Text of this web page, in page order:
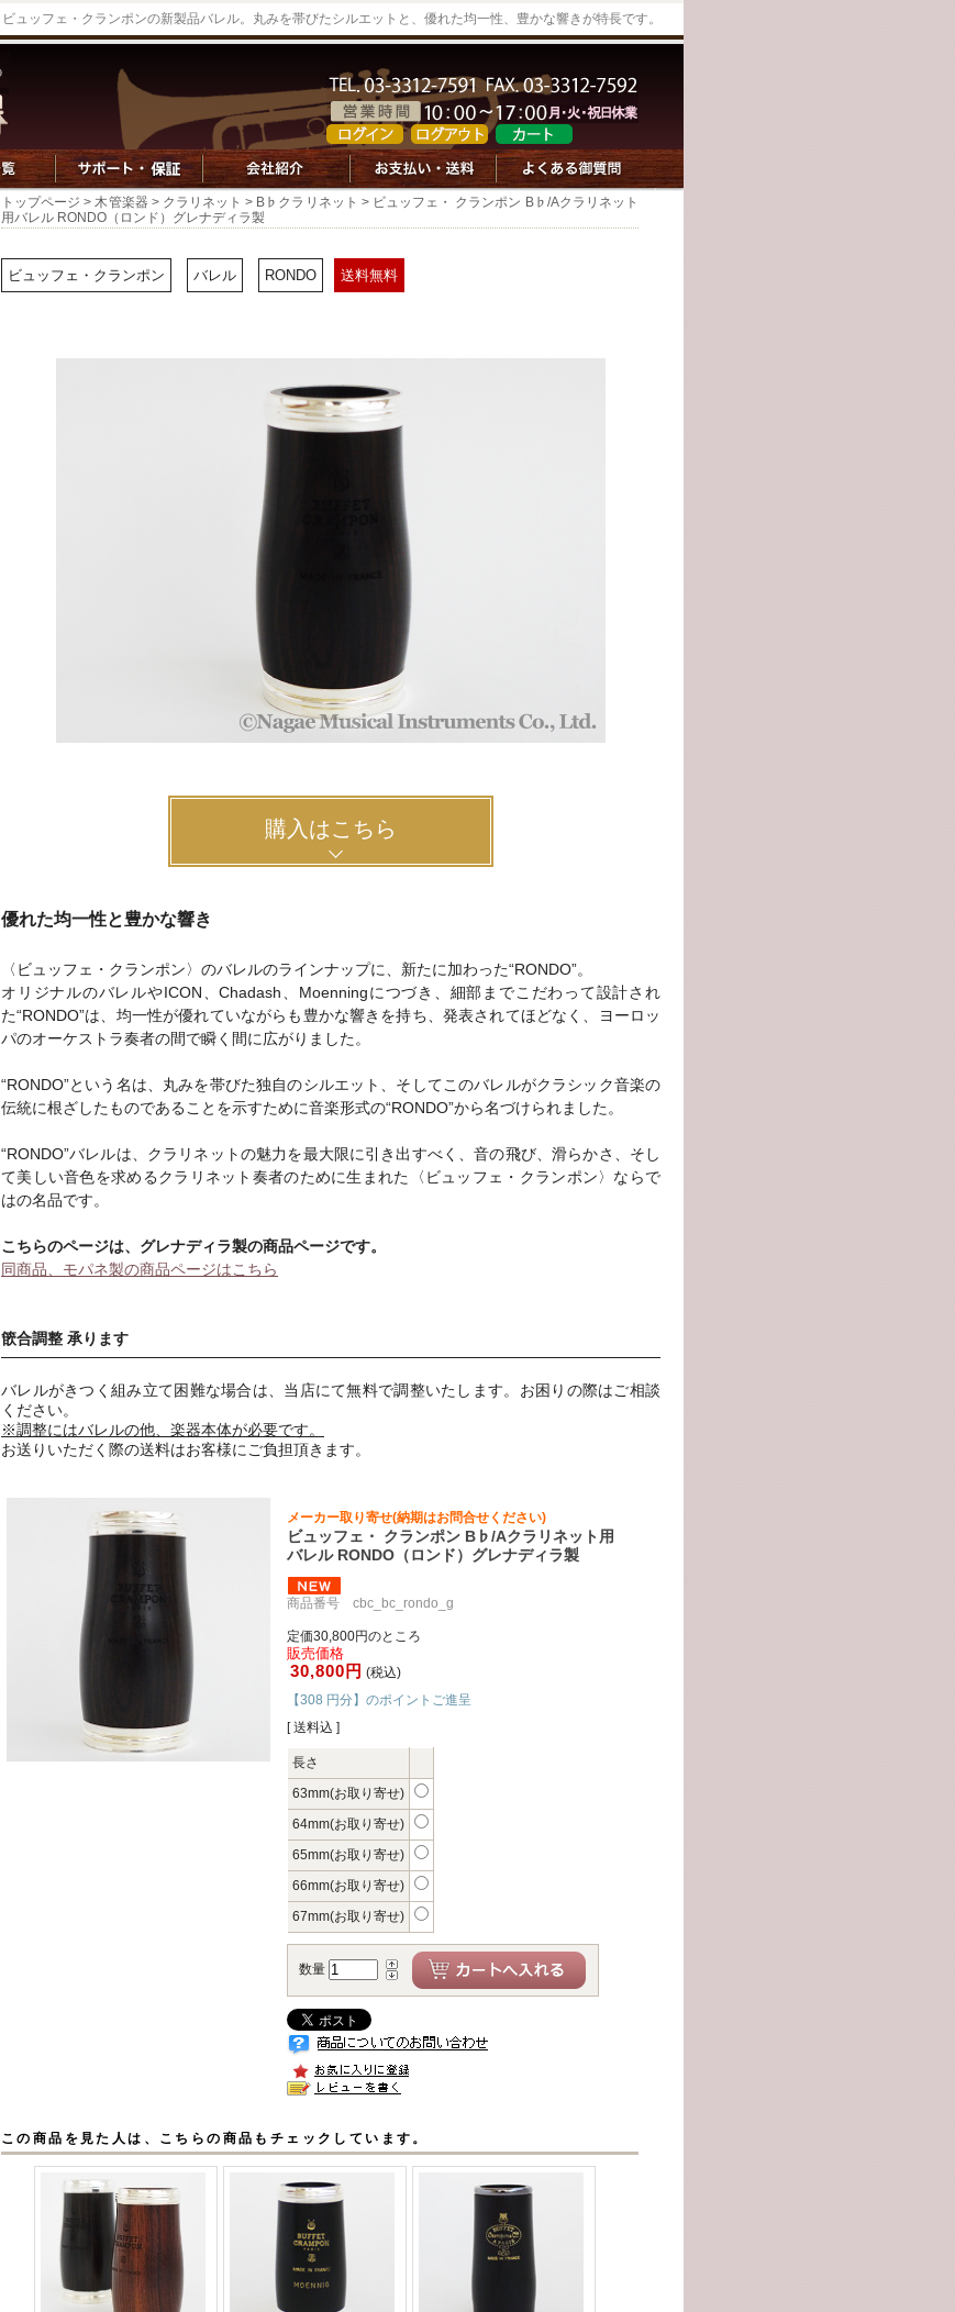
ビュッフェ・クランポンの新製品バレル。丸みを帯びたシルエットと、優れた均一性、豊かな響きが特長です。
トップページ >木管楽器 > クラリネット > B♭クラリネット > ビュッフェ・ クランポン B♭/Aクラリネット
用バレル RONDO（ロンド）グレナディラ製
ビュッフェ・クランポン バレル RONDO 送料無料
購入はこちら
優れた均一性と豊かな響き
〈ビュッフェ・クランポン〉のバレルのラインナップに、新たに加わった“RONDO”。
オリジナルのバレルやICON、Chadash、Moenningにつづき、細部までこだわって設計され
た“RONDO”は、均一性が優れていながらも豊かな響きを持ち、発表されてほどなく、ヨーロッ
パのオーケストラ奏者の間で瞬く間に広がりました。
“RONDO”という名は、丸みを帯びた独自のシルエット、そしてこのバレルがクラシック音楽の
伝統に根ざしたものであることを示すために音楽形式の“RONDO”から名づけられました。
“RONDO”バレルは、クラリネットの魅力を最大限に引き出すべく、音の飛び、滑らかさ、そし
て美しい音色を求めるクラリネット奏者のために生まれた〈ビュッフェ・クランポン〉ならで
はの名品です。
こちらのページは、グレナディラ製の商品ページです。
同商品、モパネ製の商品ページはこちら
篏合調整 承ります
バレルがきつく組み立て困難な場合は、当店にて無料で調整いたします。お困りの際はご相談
ください。
※調整にはバレルの他、楽器本体が必要です。
お送りいただく際の送料はお客様にご負担頂きます。
メーカー取り寄せ(納期はお問合せください)
ビュッフェ・ クランポン B♭/Aクラリネット用
バレル RONDO（ロンド）グレナディラ製
商品番号 cbc_bc_rondo_g
定価30,800円のところ
販売価格
30,800円 (税込)
【308 円分】のポイントご進呈
[ 送料込 ]
長さ
63mm(お取り寄せ)
64mm(お取り寄せ)
65mm(お取り寄せ)
66mm(お取り寄せ)
67mm(お取り寄せ)
数量
この商品を見た人は、こちらの商品もチェックしています。